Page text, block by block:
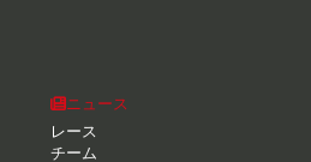
ニュース
レース
チーム